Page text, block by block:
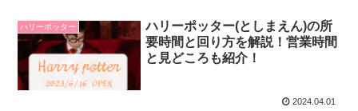
ハリーポッター
ハリーポッター(としまえん)の所
要時間と回り方を解説！営業時間
と見どころも紹介！
2024.04.01